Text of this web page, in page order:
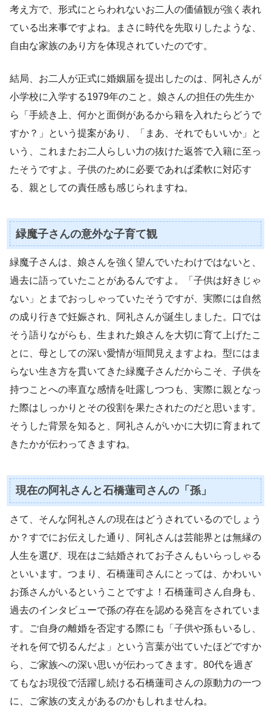
考え方で、形式にとらわれないお二人の価値観が強く表れ
ている出来事ですよね。まさに時代を先取りしたような、
自由な家族のあり方を体現されていたのです。
結局、お二人が正式に婚姻届を提出したのは、阿礼さんが
小学校に入学する1979年のこと。娘さんの担任の先生か
ら「手続き上、何かと面倒があるから籍を入れたらどうで
すか？」という提案があり、「まあ、それでもいいか」と
いう、これまたお二人らしい力の抜けた返答で入籍に至っ
たそうですよ。子供のために必要であれば柔軟に対応す
る、親としての責任感も感じられますね。
緑魔子さんの意外な子育て観
緑魔子さんは、娘さんを強く望んでいたわけではないと、
過去に語っていたことがあるんですよ。「子供は好きじゃ
ない」とまでおっしゃっていたそうですが、実際には自然
の成り行きで妊娠され、阿礼さんが誕生しました。口では
そう語りながらも、生まれた娘さんを大切に育て上げたこ
とに、母としての深い愛情が垣間見えますよね。型にはま
らない生き方を貫いてきた緑魔子さんだからこそ、子供を
持つことへの率直な感情を吐露しつつも、実際に親となっ
た際はしっかりとその役割を果たされたのだと思います。
そうした背景を知ると、阿礼さんがいかに大切に育まれて
きたかが伝わってきますね。
現在の阿礼さんと石橋蓮司さんの「孫」
さて、そんな阿礼さんの現在はどうされているのでしょう
か？すでにお伝えした通り、阿礼さんは芸能界とは無縁の
人生を選び、現在はご結婚されてお子さんもいらっしゃる
といいます。つまり、石橋蓮司さんにとっては、かわいい
お孫さんがいるということですよ！石橋蓮司さん自身も、
過去のインタビューで孫の存在を認める発言をされていま
す。ご自身の離婚を否定する際にも「子供や孫もいるし、
それを何で切るんだよ」という言葉が出ていたほどですか
ら、ご家族への深い思いが伝わってきます。80代を過ぎ
てもなお現役で活躍し続ける石橋蓮司さんの原動力の一つ
に、ご家族の支えがあるのかもしれませんね。